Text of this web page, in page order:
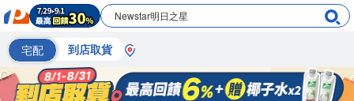
宅配 到店取貨